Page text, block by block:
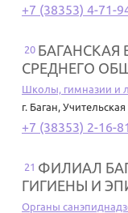
+7 (38353) 4-71-
20 БАГАНСКАЯ
СРЕДНЕГО
Школы, гимназии и
г. Баган, Учительская
+7 (38353) 2-16-81
21 ФИЛИАЛ
ГИГИЕНЫ И
Органы